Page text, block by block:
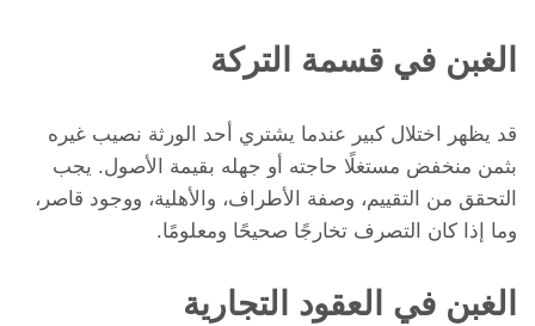
الغبن في قسمة التركة
قد يظهر اختلال كبير عندما يشتري أحد الورثة نصيب غيره
بثمن منخفض مستغلًا حاجته أو جهله بقيمة الأصول. يجب
التحقق من التقييم، وصفة الأطراف، والأهلية، ووجود قاصر،
وما إذا كان التصرف تخارجًا صحيحًا ومعلومًا.
الغبن في العقود التجارية